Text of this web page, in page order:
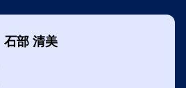
石部 清美